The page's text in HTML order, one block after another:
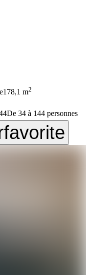
178,1 m2
De 34 à 144 personnes
favorite